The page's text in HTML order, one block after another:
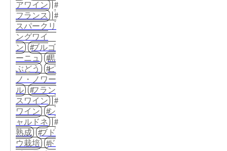
アワイン
フランス
スパークリ
ングワイ
ン
ブルゴ
ーニュ
黒
ぶどう
ピ
ノ・ノワー
ル
フラン
スワイン
ワイン
シ
ャルドネ
熟成
ブド
ウ栽培
ド